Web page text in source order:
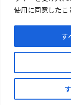
使用に同意したこ
す
©